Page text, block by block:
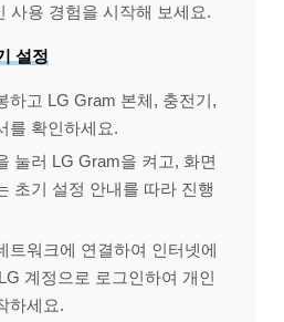
사용 경험을 시작해 보세요.
설정
하고 LG Gram 본체, 충전기,
를 확인하세요.
눌러 LG Gram을 켜고, 화면
초기 설정 안내를 따라 진행
트워크에 연결하여 인터넷에
계정으로 로그인하여 개인
하세요.